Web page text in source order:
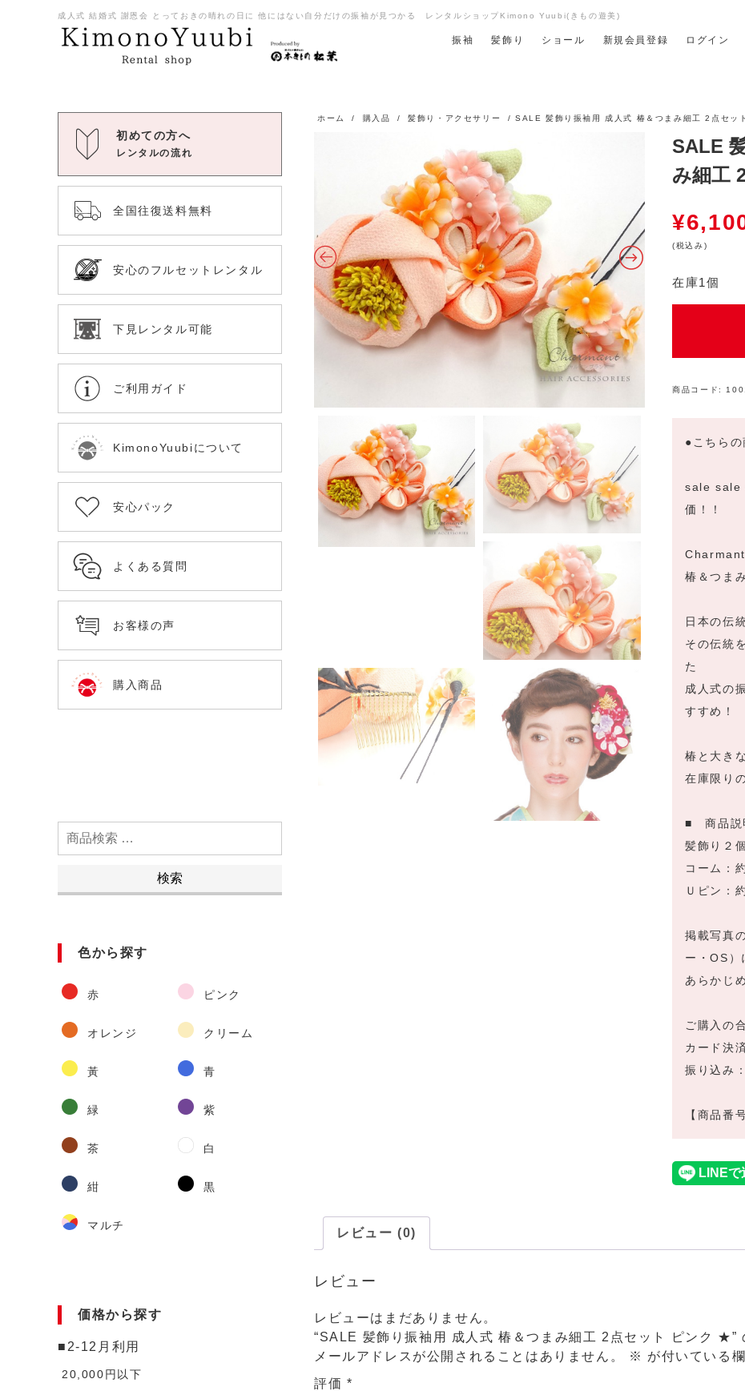
成人式 結婚式 謝恩会 とっておきの晴れの日に 他にはない自分だけの振袖が見つかる レンタルショップKimono Yuubi(きもの遊美)
振袖 髪飾り ショール 新規会員登録 ログイン
検
検索
色から探す
赤 ピンク
オレンジ クリーム
黃 青
緑 紫
茶 白
紺 黒
マルチ
価格から探す
■2-12月利用
20,000円以下
初めての方へ
レンタルの流れ
全国往復送料無料
安心のフルセットレンタル
下見レンタル可能
ご利用ガイド
KimonoYuubiについて
安心パック
よくある質問
お客様の声
購入商品
ホーム / 購入品 / 髪飾り・アクセサリー / SALE 髪飾り振袖用 成人式 椿＆つまみ細工 2点セッ
SALE
み細工
¥
(税込み)
在庫1個
商品コード:
●こちらの
sale sale
価！！
椿＆つま
日本の伝
その伝統
た
成人式の
すすめ！
椿と大き
在庫限り
■ 商品
髪飾り２
コーム：
Ｕピン：
掲載写真
ー・OS）
あらかじ
ご購入の
カード決
振り込み
【商品番
レビュー (0)
レビュー
レビューはまだありません。
“SALE 髪飾り振袖用 成人式 椿＆つまみ細工 2点セット ピンク ★”
メールアドレスが公開されることはありません。
※ が付いている
評価 *